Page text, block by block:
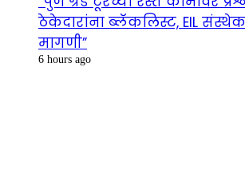
ठेकेदारांना ब्लॅकलिस्ट, EIL
मागणी”
6 hours ago